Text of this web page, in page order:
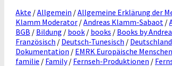
Akte /Allgemein /Allgemeine Erklärung der
Klamm Moderator /Andreas Klamm-Sabaot /
BGB / Bildung / book / books / Books by
Französisch / Deutsch-Tunesisch / Deutschland
Dokumentation / EMRK Europäische
familie / Family/ Fernseh-Produktionen /